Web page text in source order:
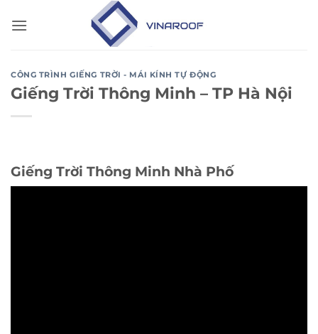
qua
CÔNG TRÌNH GIẾNG TRỜI - MÁI KÍNH TỰ ĐỘNG
Giếng Trời Thông Minh – TP Hà Nội
Giếng Trời Thông Minh Nhà Phố